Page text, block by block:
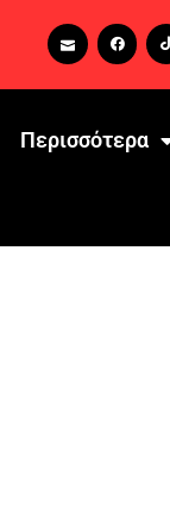
Περισσότερα